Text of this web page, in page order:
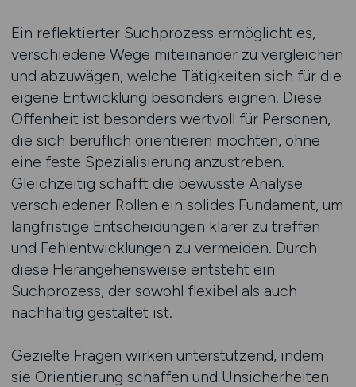
Ein reflektierter Suchprozess ermöglicht es,
verschiedene Wege miteinander zu vergleichen
und abzuwägen, welche Tätigkeiten sich für die
eigene Entwicklung besonders eignen. Diese
Offenheit ist besonders wertvoll für Personen,
die sich beruflich orientieren möchten, ohne
eine feste Spezialisierung anzustreben.
Gleichzeitig schafft die bewusste Analyse
verschiedener Rollen ein solides Fundament, um
langfristige Entscheidungen klarer zu treffen
und Fehlentwicklungen zu vermeiden. Durch
diese Herangehensweise entsteht ein
Suchprozess, der sowohl flexibel als auch
nachhaltig gestaltet ist.
Gezielte Fragen wirken unterstützend, indem
sie Orientierung schaffen und Unsicherheiten